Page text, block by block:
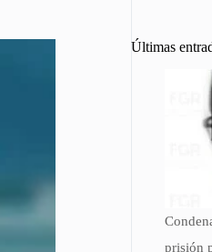
Últimas
prisión